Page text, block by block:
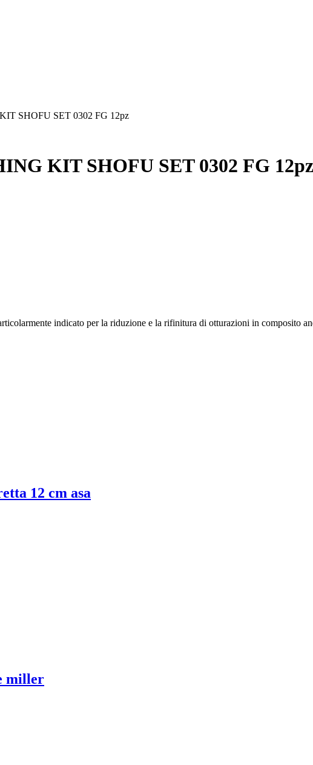
SHOFU SET 0302 FG 12pz
KIT SHOFU SET 0302 FG 12pz
indicato per la riduzione e la rifinitura di otturazioni in composito
12 cm asa
miller